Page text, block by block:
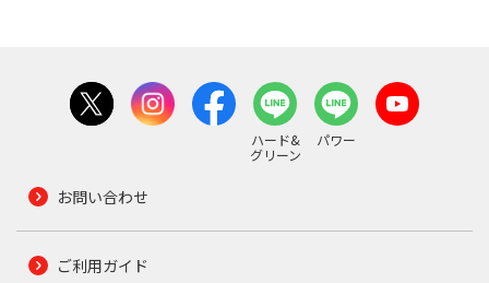
ハード&
グリーン
パワー
お問い合わせ
ご利用ガイド